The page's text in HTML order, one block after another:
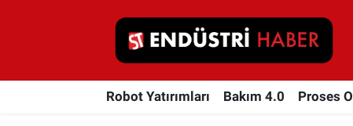
Robot Yatırımları Bakım 4.0 Proses
Robot Yatırımları